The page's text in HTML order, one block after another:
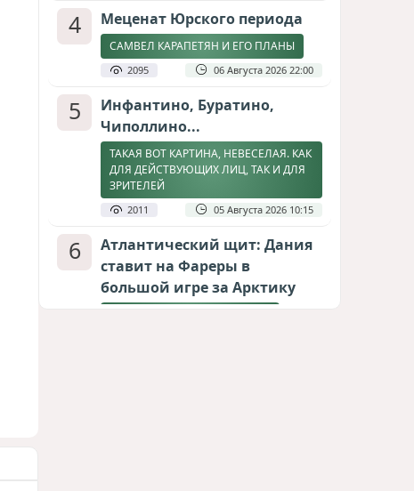
4 Меценат Юрского периода
САМВЕЛ КАРАПЕТЯН И ЕГО ПЛАНЫ
2095 06 Августа 2026 22:00
5
Инфантино, Буратино,
Чиполлино...
ТАКАЯ ВОТ КАРТИНА, НЕВЕСЕЛАЯ. КАК
ДЛЯ ДЕЙСТВУЮЩИХ ЛИЦ, ТАК И ДЛЯ
ЗРИТЕЛЕЙ
2011 05 Августа 2026 10:15
6
Атлантический щит: Дания
ставит на Фареры в
большой игре за Арктику